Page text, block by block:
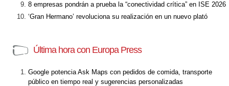
8 empresas pondrán a prueba la “conectividad crítica” en ISE 2026
‘Gran Hermano’ revoluciona su realización en un nuevo plató
Última hora con Europa Press
Google potencia Ask Maps con pedidos de comida, transporte
público en tiempo real y sugerencias personalizadas